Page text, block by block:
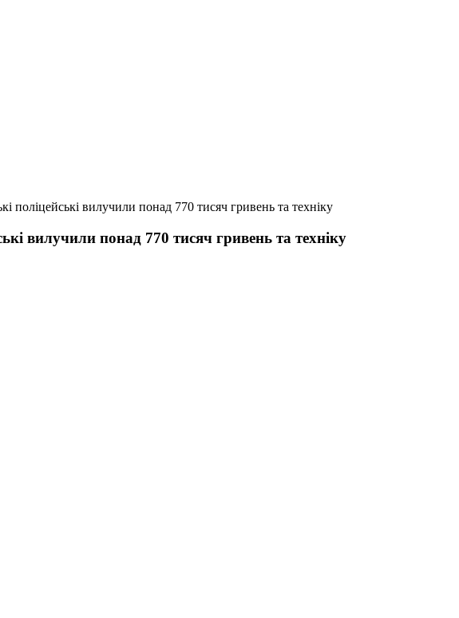
поліцейські вилучили понад 770 тисяч гривень та техніку
вилучили понад 770 тисяч гривень та техніку